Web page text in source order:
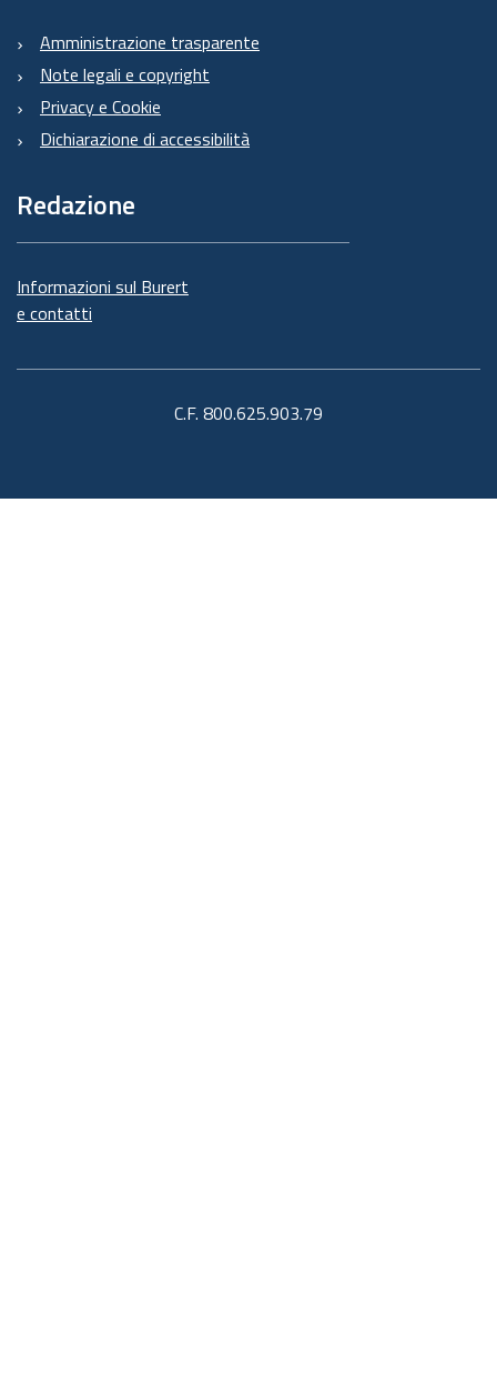
Amministrazione trasparente
Note legali e copyright
Privacy e Cookie
Dichiarazione di accessibilità
Redazione
Informazioni sul Burert
e contatti
C.F. 800.625.903.79